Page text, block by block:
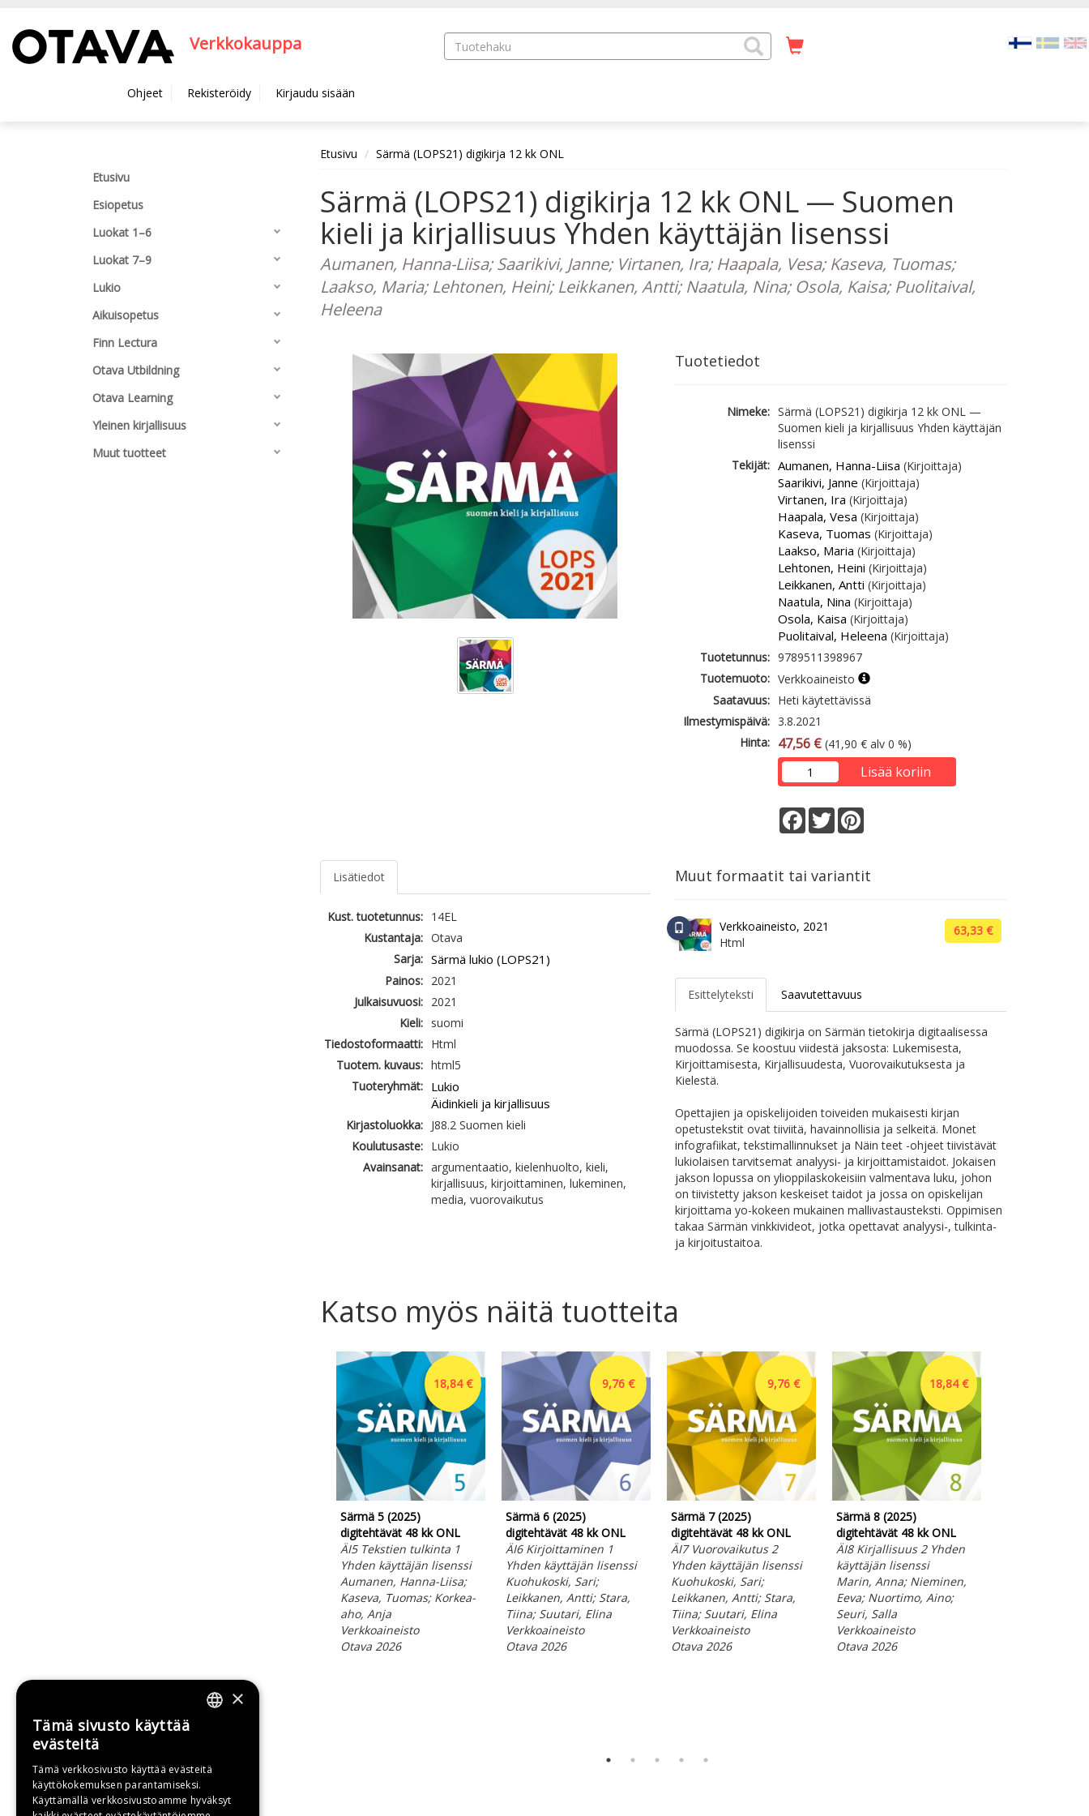
Verkkokauppa
Ohjeet Rekisteröidy Kirjaudu sisään
Etusivu
Esiopetus
Luokat 1–6
Luokat 7–9
Lukio
Aikuisopetus
Finn Lectura
Otava Utbildning
Otava Learning
Yleinen kirjallisuus
Muut tuotteet
Etusivu Särmä (LOPS21) digikirja 12 kk ONL
Särmä (LOPS21) digikirja 12 kk ONL — Suomen
kieli ja kirjallisuus Yhden käyttäjän lisenssi
Aumanen, Hanna-Liisa; Saarikivi, Janne; Virtanen, Ira; Haapala, Vesa; Kaseva, Tuomas;
Laakso, Maria; Lehtonen, Heini; Leikkanen, Antti; Naatula, Nina; Osola, Kaisa; Puolitaival,
Heleena
Tuotetiedot
Nimeke: Särmä (LOPS21) digikirja 12 kk ONL —
Suomen kieli ja kirjallisuus Yhden käyttäjän
lisenssi
Tekijät: Aumanen, Hanna-Liisa (Kirjoittaja)
Saarikivi, Janne (Kirjoittaja)
Virtanen, Ira (Kirjoittaja)
Haapala, Vesa (Kirjoittaja)
Kaseva, Tuomas (Kirjoittaja)
Laakso, Maria (Kirjoittaja)
Lehtonen, Heini (Kirjoittaja)
Leikkanen, Antti (Kirjoittaja)
Naatula, Nina (Kirjoittaja)
Osola, Kaisa (Kirjoittaja)
Puolitaival, Heleena (Kirjoittaja)
Tuotetunnus: 9789511398967
Tuotemuoto: Verkkoaineisto
Saatavuus: Heti käytettävissä
Ilmestymispäivä: 3.8.2021
Hinta: 47,56 € (41,90 € alv 0 %)
Lisää koriin
Facebook
Twitter
Lisätiedot
Kust. tuotetunnus:
14EL
Kustantaja: Otava
Sarja: Särmä lukio (LOPS21)
Painos:
2021
Julkaisuvuosi:
2021
Kieli:
suomi
Tiedostoformaatti:
Html
Tuotem. kuvaus: html5
Tuoteryhmät:
Lukio
Äidinkieli ja kirjallisuus
Kirjastoluokka:
J88.2 Suomen kieli
Koulutusaste:
Lukio
Avainsanat: argumentaatio, kielenhuolto, kieli,
kirjallisuus, kirjoittaminen, lukeminen,
media, vuorovaikutus
Muut formaatit tai variantit
Verkkoaineisto, 2021
Html
63,33 €
Esittelyteksti Saavutettavuus
Särmä (LOPS21) digikirja on Särmän tietokirja digitaalisessa
muodossa. Se koostuu viidestä jaksosta: Lukemisesta,
Kirjoittamisesta, Kirjallisuudesta, Vuorovaikutuksesta ja
Kielestä.
Opettajien ja opiskelijoiden toiveiden mukaisesti kirjan
opetustekstit ovat tiiviitä, havainnollisia ja selkeitä. Monet
infografiikat, tekstimallinnukset ja Näin teet -ohjeet tiivistävät
lukiolaisen tarvitsemat analyysi- ja kirjoittamistaidot. Jokaisen
jakson lopussa on ylioppilaskokeisiin valmentava luku, johon
on tiivistetty jakson keskeiset taidot ja jossa on opiskelijan
kirjoittama yo-kokeen mukainen mallivastausteksti. Oppimisen
takaa Särmän vinkkivideot, jotka opettavat analyysi-, tulkinta-
ja kirjoitustaitoa.
Katso myös näitä tuotteita
18,84 €
Särmä 5 (2025)
digitehtävät 48 kk ONL
ÄI5 Tekstien tulkinta 1
Yhden käyttäjän lisenssi
Aumanen, Hanna-Liisa;
Kaseva, Tuomas; Korkea-
aho, Anja
Verkkoaineisto
Otava 2026
9,76 €
Särmä 6 (2025)
digitehtävät 48 kk ONL
ÄI6 Kirjoittaminen 1
Yhden käyttäjän lisenssi
Kuohukoski, Sari;
Leikkanen, Antti; Stara,
Tiina; Suutari, Elina
Verkkoaineisto
Otava 2026
9,76 €
Särmä 7 (2025)
digitehtävät 48 kk ONL
ÄI7 Vuorovaikutus 2
Yhden käyttäjän lisenssi
Kuohukoski, Sari;
Leikkanen, Antti; Stara,
Tiina; Suutari, Elina
Verkkoaineisto
Otava 2026
18,84 €
Särmä 8 (2025)
digitehtävät 48 kk ONL
ÄI8 Kirjallisuus 2 Yhden
käyttäjän lisenssi
Marin, Anna; Nieminen,
Eeva; Nuortimo, Aino;
Seuri, Salla
Verkkoaineisto
Otava 2026
×
Tämä sivusto käyttää
evästeitä
Tämä verkkosivusto käyttää evästeitä
käyttökokemuksen parantamiseksi.
Käyttämällä verkkosivustoamme hyväksyt